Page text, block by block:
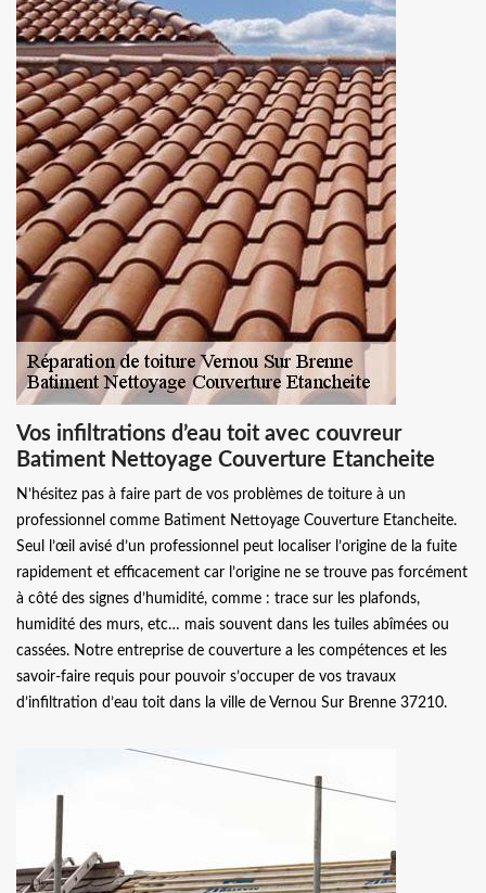
Vos infiltrations d’eau toit avec couvreur
Batiment Nettoyage Couverture Etancheite
N’hésitez pas à faire part de vos problèmes de toiture à un
professionnel comme Batiment Nettoyage Couverture Etancheite.
Seul l’œil avisé d’un professionnel peut localiser l’origine de la fuite
rapidement et efficacement car l’origine ne se trouve pas forcément
à côté des signes d’humidité, comme : trace sur les plafonds,
humidité des murs, etc… mais souvent dans les tuiles abîmées ou
cassées. Notre entreprise de couverture a les compétences et les
savoir-faire requis pour pouvoir s’occuper de vos travaux
d’infiltration d’eau toit dans la ville de Vernou Sur Brenne 37210.